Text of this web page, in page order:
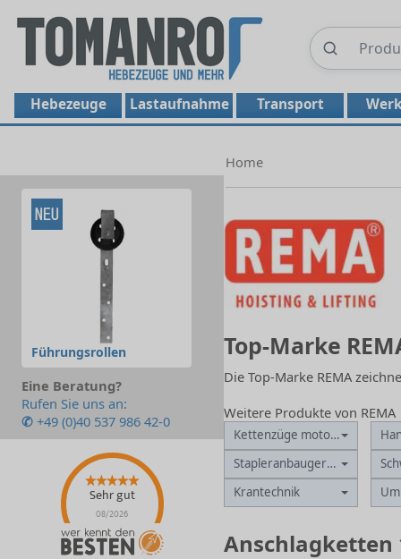
Hebezeuge Lastaufnahme Transport
Führungsrollen
Eine Beratung?
Rufen Sie uns an:
✆ +49 (0)40 537 986 42-0
Sehr gut
08/2026
Home
Top-Marke
Die Top-Marke REMA
Weitere Produkte von REMA
Kettenzüge motorisch
Stapleranbaugeräte
Krantechnik
Anschlagketten